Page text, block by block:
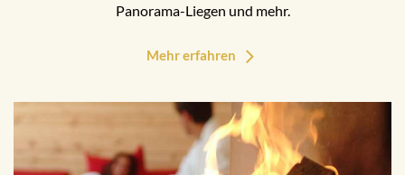
Panorama-Liegen und mehr.
Mehr erfahren